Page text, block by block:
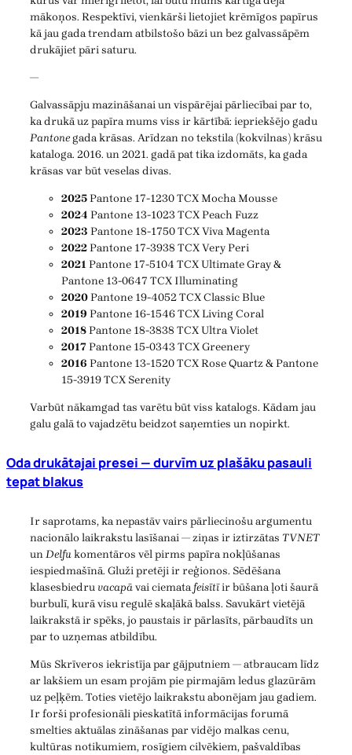
mākoņos. Respektīvi, vienkārši lietojiet krēmīgos papīrus
kā jau gada trendam atbilstošo bāzi un bez galvassāpēm
drukājiet pāri saturu.
—
Galvassāpju mazināšanai un vispārējai pārliecībai par to,
ka drukā uz papīra mums viss ir kārtībā: iepriekšējo gadu
Pantonegada krāsas. Arīdzan no tekstila (kokvilnas) krāsu
kataloga. 2016. un 2021. gadā pat tika izdomāts, ka gada
krāsas var būt veselas divas.
2025Pantone 17-1230 TCX Mocha Mousse
2024 Pantone 13-1023 TCX Peach Fuzz
2023 Pantone 18-1750 TCX Viva Magenta
2022Pantone 17-3938 TCX Very Peri
2021Pantone 17-5104 TCX Ultimate Gray &
Pantone 13-0647 TCX Illuminating
2020Pantone 19-4052 TCX Classic Blue
2019 Pantone 16-1546 TCX Living Coral
2018Pantone 18-3838 TCX Ultra Violet
2017Pantone 15-0343 TCX Greenery
2016 Pantone 13-1520 TCX Rose Quartz & Pantone
15-3919 TCX Serenity
Varbūt nākamgad tas varētu būt viss katalogs. Kādam jau
galu galā to vajadzētu beidzot saņemties un nopirkt.
Oda drukātajai presei — durvīm uz plašāku pasauli
tepat blakus
Ir saprotams, ka nepastāv vairs pārliecinošu argumentu
nacionālo laikrakstu lasīšanai — ziņas ir iztirzātas TVNET
unDelfukomentāros vēl pirms papīra nokļūšanas
iespiedmašīnā. Gluži pretēji ir reģionos. Sēdēšana
klasesbiedruvacapāvai ciematafeisītīir būšana ļoti šaurā
burbulī, kurā visu regulē skaļākā balss. Savukārt vietējā
laikrakstā ir spēks, jo paustais ir pārlasīts, pārbaudīts un
par to uzņemas atbildību.
Mūs Skrīveros iekristīja par gājputniem — atbraucam līdz
ar lakšiem un esam projām pie pirmajām ledus glazūrām
uz peļķēm. Toties vietējo laikrakstu abonējam jau gadiem.
Ir forši profesionāli pieskatītā informācijas forumā
smelties aktuālas zināšanas par vidējo malkas cenu,
kultūras notikumiem, rosīgiem cilvēkiem, pašvaldības